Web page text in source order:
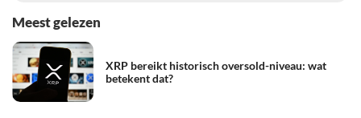
Meest gelezen
XRP bereikt historisch oversold-niveau: wat
betekent dat?